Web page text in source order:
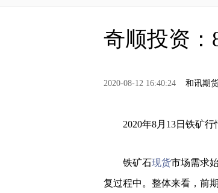
奇顺投资：
2020-08-12 16:40:24 和讯期
2020年8月13日铁矿行
铁矿石现货市场需求
复过程中。整体来看，前